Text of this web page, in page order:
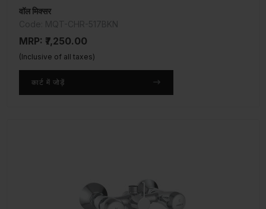
वॉल मिक्सर
MRP: ₹7,250.00
(Inclusive of all taxes)
कार्ट में जोड़ें